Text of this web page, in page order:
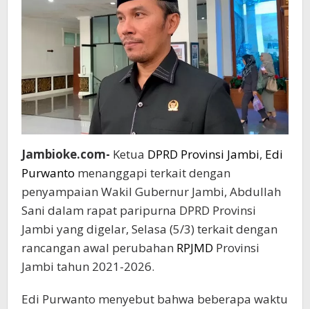
Jambioke.com- Ketua DPRD Provinsi Jambi, Edi
Purwanto menanggapi terkait dengan
penyampaian Wakil Gubernur Jambi, Abdullah
Sani dalam rapat paripurna DPRD Provinsi
Jambi yang digelar, Selasa (5/3) terkait dengan
rancangan awal perubahan RPJMD Provinsi
Jambi tahun 2021-2026.
Edi Purwanto menyebut bahwa beberapa waktu